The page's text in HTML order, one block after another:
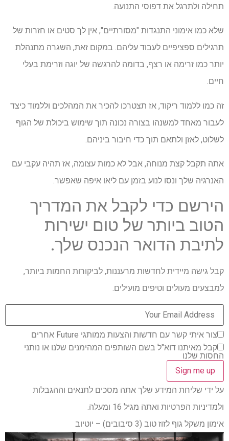
תחילה ולתרגל את דפוסי התנועה.
שלא כמו אימוני התנגדות "מסורתיים", אין לך סטים או חזרות של
תרגילים ספציפיים לעבוד עליהם. במקום זאת, השגרה מתנהלת
יותר כמו זרימה או רצף, בדומה להרגשה של יוגה וזרימת בעלי
חיים.
זה כמו ללמוד ריקוד, אז תצטרכו להכיר את המהלכים וללמוד כיצד
לעבור מאחד למשנהו בצורה נכונה תוך שימוש ביכולת של הגוף
לשלוט, לאזן ולתאם תוך כדי חיבור ביניהם.
אתה תקבל קצת מנוחה, אבל לא כמות עצומה, אז תהיה עקבי עם
האנרגיה שלך ונסו לנוע בזמן עם ליאו איפה שאפשר.
הירשם כדי לקבל את המדריך
הטוב ביותר של טום ישירות
לתיבת הדואר הנכנס שלך.
קבל גישה מיידית לחדשות מרעננות, לביקורות החמות ביותר,
למבצעים מעולים וטיפים מועילים.
צור איתי קשר עם חדשות והצעות ממותגי Future אחרים
קבל מאיתנו דוא"ל בשם השותפים המהימנים שלנו או נותני
החסות שלנו
על ידי שליחת המידע שלך אתה מסכים לתנאים וההגבלות
ולמדיניות הפרטיות ואתה מגיל 16 ומעלה.
אימון משקל גוף לזוז טוב (3 סיבובים) – יוטיוב